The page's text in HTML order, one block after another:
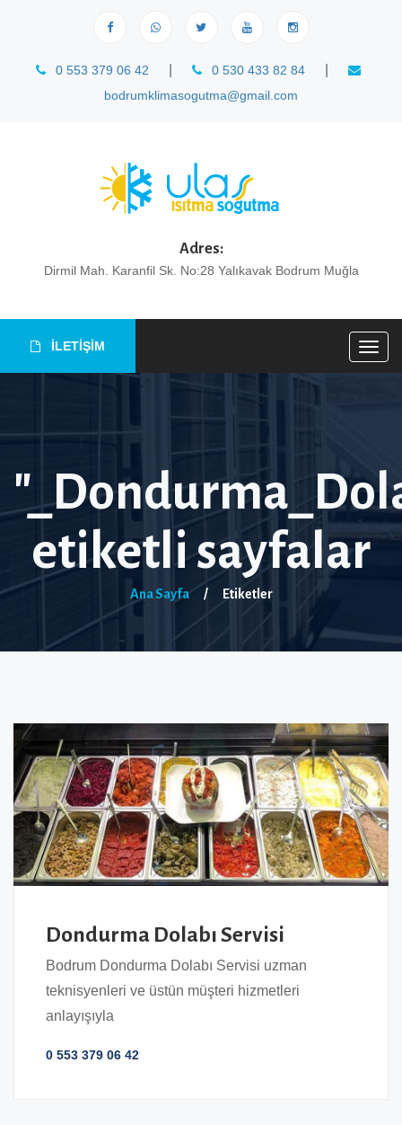
0 553 379 06 42 0 530 433 82 84
bodrumklimasogutma@gmail.com
Adres:
Dirmil Mah. Karanfil Sk. No:28 Yalıkavak Bodrum Muğla
İLETİŞİM
etiketli sayfalar
Ana Sayfa / Etiketler
Dondurma Dolabı Servisi
Bodrum Dondurma Dolabı Servisi uzman
teknisyenleri ve üstün müşteri hizmetleri
anlayışıyla
0 553 379 06 42